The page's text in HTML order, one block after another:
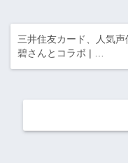
三井住友カード、人気
碧さんとコラボ | …